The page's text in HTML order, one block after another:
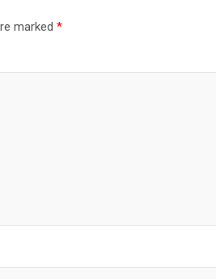
marked *